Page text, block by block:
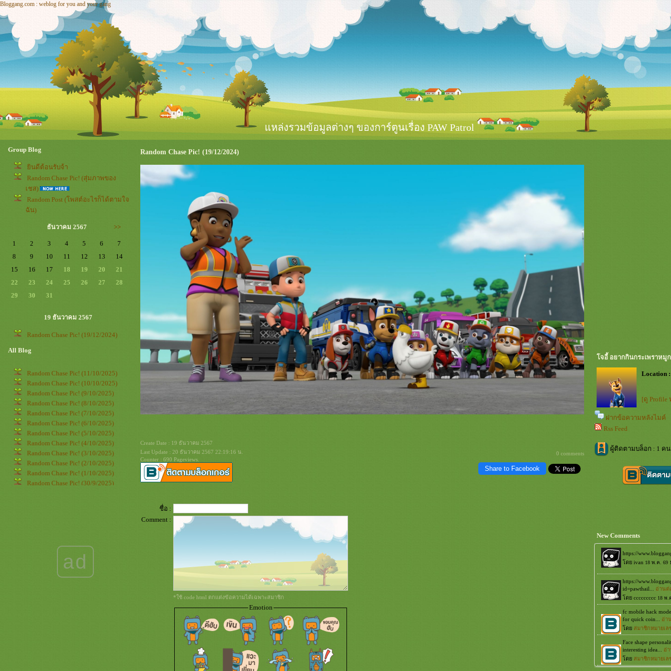
Bloggang.com : weblog for you and your gang
หล่งรวมข้อมูลต่างๆ ของการ์ตูนเรื่อง PAW Patrol
Group Blog
ินดีต้อนรับจ้า
Random Chase Pic! (สุ่มภาพของ
เชส)
Random Post (โพสต์อะไรก็ได้ตามใจ
ฉัน)
ธันวาคม 2567 >>
1 2 3 4 5 6
7
8
9 10 11 12 13
14
15
16 17 18 19 20
21
22
23 24 25 26 27
28
29
30 31
19 ธันวาคม 2567
Random Chase Pic! (19/12/2024)
All Blog
Random Chase Pic! (11/10/2025)
Random Chase Pic! (10/10/2025)
Random Chase Pic! (9/10/2025)
Random Chase Pic! (8/10/2025)
Random Chase Pic! (7/10/2025)
Random Chase Pic! (6/10/2025)
Random Chase Pic! (5/10/2025)
Random Chase Pic! (4/10/2025)
Random Chase Pic! (3/10/2025)
Random Chase Pic! (2/10/2025)
Random Chase Pic! (1/10/2025)
Random Chase Pic! (30/9/2025)
Random Chase Pic! (23/9/2025)
Random Chase Pic! (22/9/2025)
Random Chase Pic! (21/9/2025)
ad
Random Chase Pic! (19/12/2024)
Create Date : 19 ธันวาคม 2567
Last Update : 20 ธันวาคม 2567 22:19:16 น.
Counter : 690 Pageviews.
0 comments
Share to Facebook
ชื่อ :
Comment :
*ใช้ code html ตกแต่งข้อความได้เฉพาะสมาชิก
Emotion
จอี้ อยากกินกระเพราหมู
Location :
[ดู Profile
ฝากข้อความหลังไมค์
Rss Feed
ผู้ติดตามบล็อก : 1 ค
New Comments